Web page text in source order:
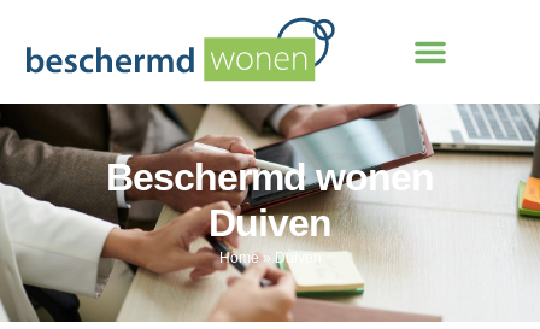
Beschermd wonen
Duiven
Home» Duiven